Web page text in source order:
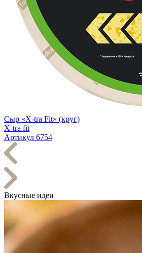
Сыр «X-tra Fit» (круг)
X-tra fit
Артикул 6754
Вкусные идеи